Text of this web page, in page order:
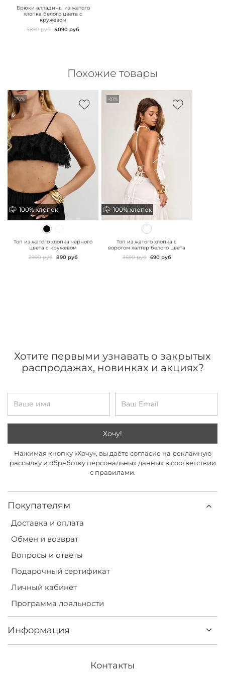
Брюки алладины из жатого
хлопка белого цвета с
кружевом
5890 руб 4090 руб
Похожие товары
-70%
100% хлопок
" class="js-prevent-
100% хлопок
Топ из жатого хлопка черного
цвета с кружевом
2990 руб 890 руб
-81%
100% хлопок
" class="js-prevent-
100% хлопок
Топ из жатого хлопка с
воротом халтер белого цвета
3690 руб 690 руб
Покупателям
Доставка и оплата
Обмен и возврат
Вопросы и ответы
Подарочный сертификат
Личный кабинет
Программа лояльности
Информация
Хотите первыми узнавать о закрытых
распродажах, новинках и акциях?
Хочу!
Нажимая кнопку «Хочу», вы даёте согласие на рекламную
рассылку и обработку персональных данных в соответствии
с правилами.
Контакты